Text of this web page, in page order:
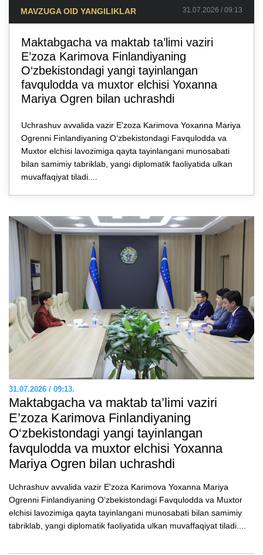
MAVZUGA OID YANGILIKLAR 31.07.2026 / 09:13
Maktabgacha va maktab ta’limi vaziri
E’zozа Karimova Finlandiyaning
O‘zbekistondagi yangi tayinlangan
favqulodda va muxtor elchisi Yoxanna
Mariya Ogren bilan uchrashdi
Uchrashuv avvalida vazir E'zoza Karimova Yoxanna Mariya
Ogrenni Finlandiyaning O‘zbekistondagi Favqulodda va
Muxtor elchisi lavozimiga qayta tayinlangani munosabati
bilan samimiy tabriklab, yangi diplomatik faoliyatida ulkan
muvaffaqiyat tiladi....
31.07.2026 / 09:13.
Maktabgacha va maktab ta’limi vaziri
E’zozа Karimova Finlandiyaning
O‘zbekistondagi yangi tayinlangan
favqulodda va muxtor elchisi Yoxanna
Mariya Ogren bilan uchrashdi
Uchrashuv avvalida vazir E'zoza Karimova Yoxanna Mariya
Ogrenni Finlandiyaning O‘zbekistondagi Favqulodda va Muxtor
elchisi lavozimiga qayta tayinlangani munosabati bilan samimiy
tabriklab, yangi diplomatik faoliyatida ulkan muvaffaqiyat tiladi....